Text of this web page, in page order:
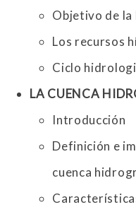
Objetivo de
Los recursos
Ciclo
LA CUENCA
Introducción
Definición e
cuenca